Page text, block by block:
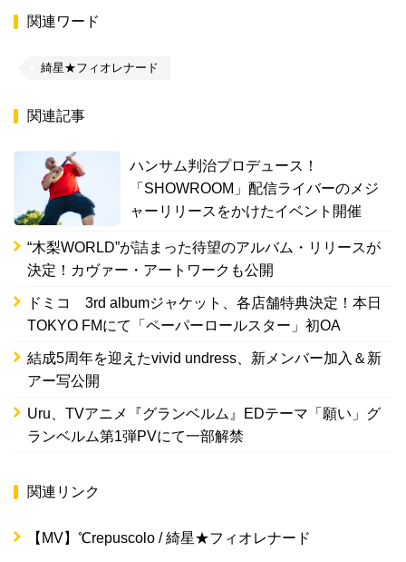
関連ワード
綺星★フィオレナード
関連記事
ハンサム判治プロデュース！
「SHOWROOM」配信ライバーのメジ
ャーリリースをかけたイベント開催
“木梨WORLD”が詰まった待望のアルバム・リリースが
決定！カヴァー・アートワークも公開
ドミコ 3rd albumジャケット、各店舗特典決定！本日
TOKYO FMにて「ペーパーロールスター」初OA
結成5周年を迎えたvivid undress、新メンバー加入＆新
アー写公開
Uru、TVアニメ『グランベルム』EDテーマ「願い」グ
ランベルム第1弾PVにて一部解禁
関連リンク
【MV】℃repuscolo / 綺星★フィオレナード